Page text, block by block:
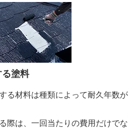
塗料
る材料は種類によって耐久年数が
際は、一回当たりの費用だけでな